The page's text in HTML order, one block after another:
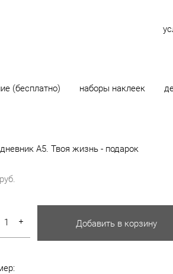
(бесплатно) наборы наклеек
А5. Твоя жизнь - подарок
Добавить в корзину